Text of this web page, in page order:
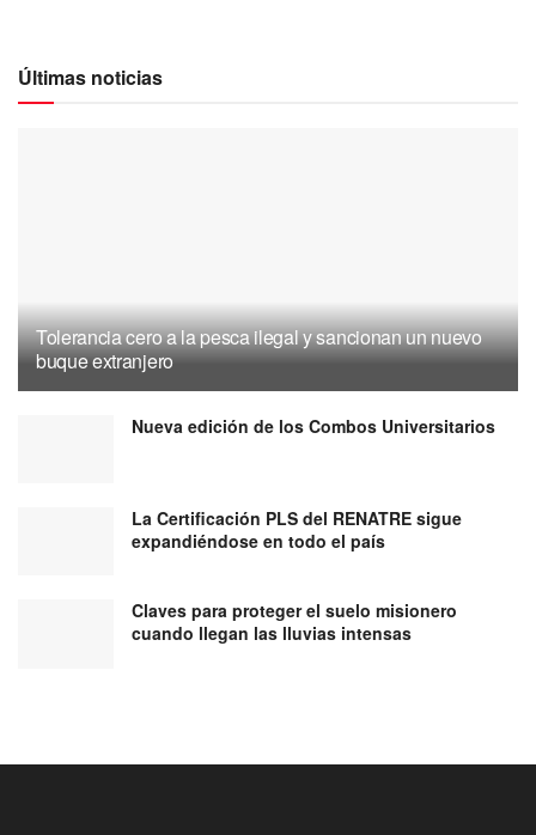
Últimas noticias
Tolerancia cero a la pesca ilegal y sancionan un nuevo
buque extranjero
Nueva edición de los Combos Universitarios
La Certificación PLS del RENATRE sigue
expandiéndose en todo el país
Claves para proteger el suelo misionero
cuando llegan las lluvias intensas